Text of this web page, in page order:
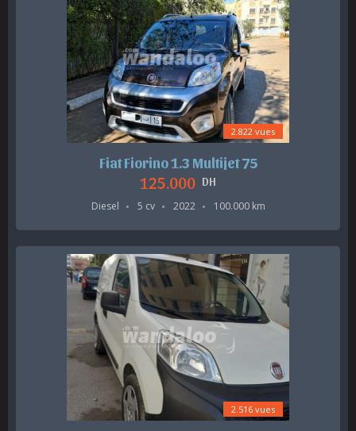
2.822 vues
Fiat Fiorino 1.3 Multijet 75
125.000 DH
Diesel 5 cv 2022 100.000 km
2.516 vues